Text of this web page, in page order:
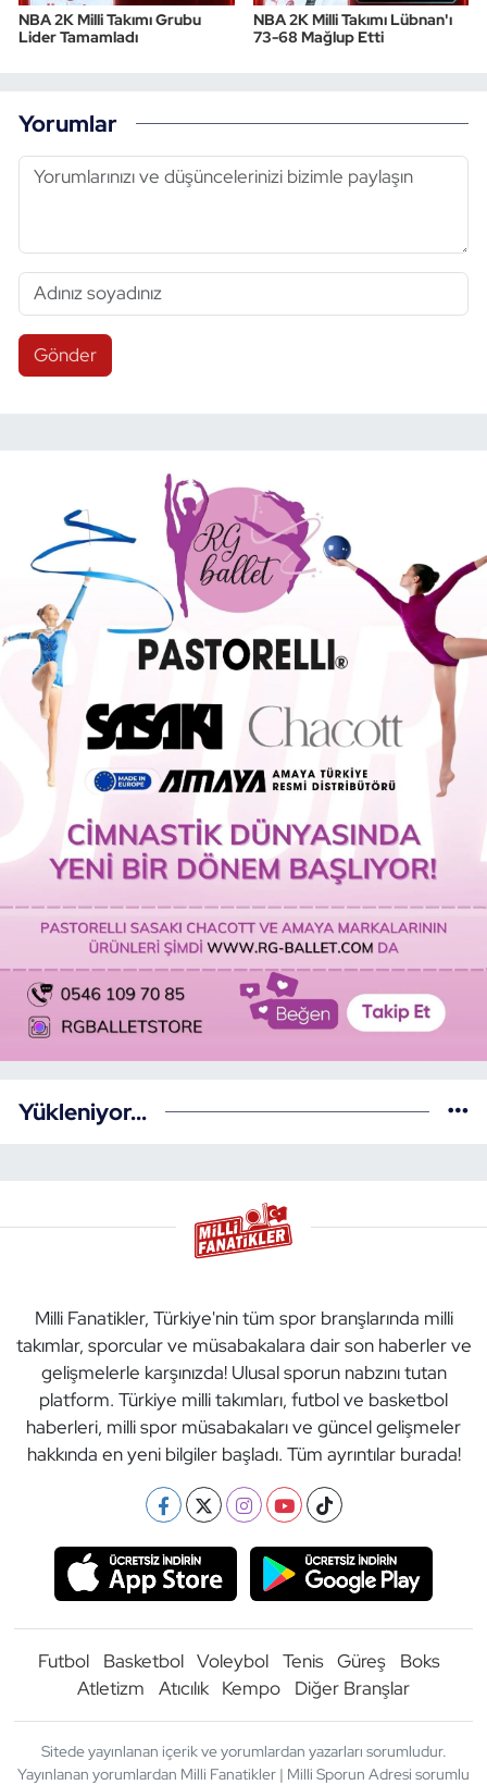
NBA 2K Milli Takımı Grubu
Lider Tamamladı
NBA 2K Milli Takımı Lübnan'ı
73-68 Mağlup Etti
Yorumlar
Gönder
Yükleniyor...
Milli Fanatikler, Türkiye'nin tüm spor branşlarında milli
takımlar, sporcular ve müsabakalara dair son haberler ve
gelişmelerle karşınızda! Ulusal sporun nabzını tutan
platform. Türkiye milli takımları, futbol ve basketbol
haberleri, milli spor müsabakaları ve güncel gelişmeler
hakkında en yeni bilgiler başladı. Tüm ayrıntılar burada!
Futbol Basketbol Voleybol Tenis Güreş
Boks
Atletizm
Atıcılık Kempo Diğer Branşlar
Sitede yayınlanan içerik ve yorumlardan yazarları sorumludur.
Yayınlanan yorumlardan Milli Fanatikler | Milli Sporun Adresi sorumlu